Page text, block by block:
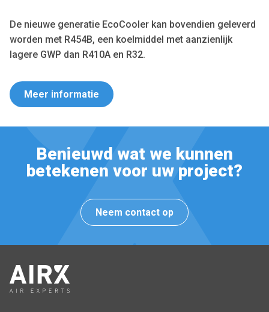
De nieuwe generatie EcoCooler kan bovendien geleverd
worden met R454B, een koelmiddel met aanzienlijk
lagere GWP dan R410A en R32.
Meer informatie
Benieuwd wat we kunnen
betekenen voor uw project?
Neem contact op